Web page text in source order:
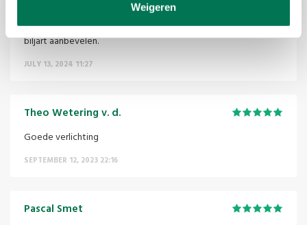
Weigeren
Zovéél méér licht, uitstekend product, kan dit zeker boven elk
biljart aanbevelen.
JULY 13, 2024 11:27
Theo Wetering v. d.
Goede verlichting
SEPTEMBER 12, 2023 22:16
Pascal Smet